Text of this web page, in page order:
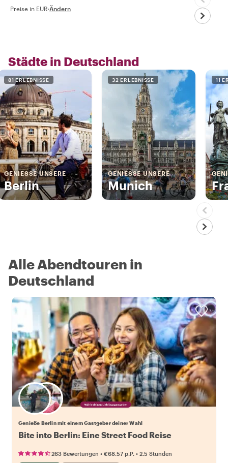
Preise in EUR·Ändern
Städte in Deutschland
81 ERLEBNISSE
GENIESSE UNSERE
Berlin
32 ERLEBNISSE
GENIESSE UNSERE
Munich
11
Alle Abendtouren in
Deutschland
Wähle deinen Lieblingsgastgeber
Genieße Berlin mit einem Gastgeber deiner Wahl
Bite into Berlin: Eine Street Food Reise
263 Bewertungen • €68.57 p.P. • 2.5 Stunden